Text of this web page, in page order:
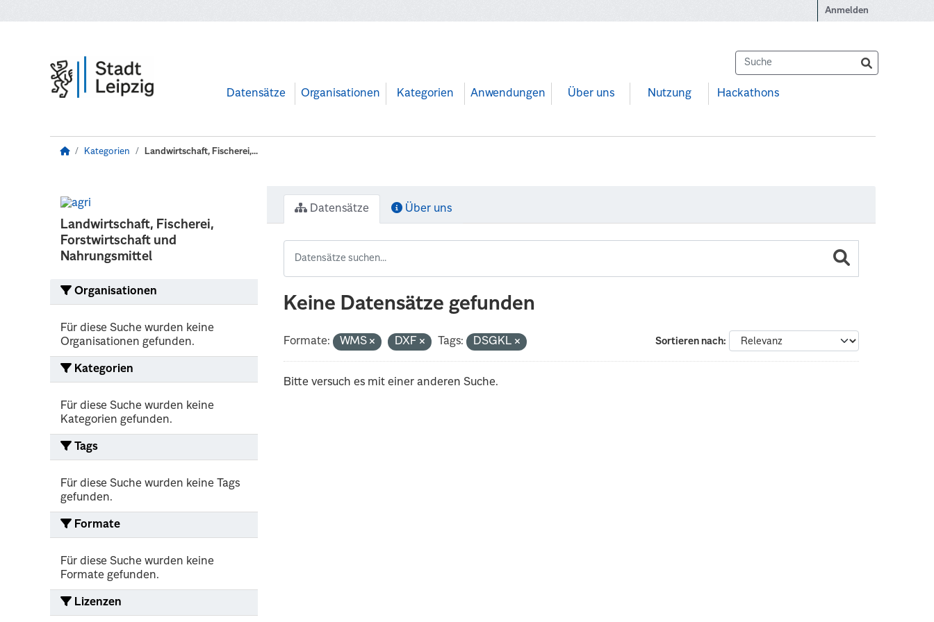
Anmelden
Datensätze Organisationen Kategorien Anwendungen Über uns Nutzung Hackathons
Kategorien Landwirtschaft, Fischerei,...
Landwirtschaft, Fischerei,
Forstwirtschaft und
Nahrungsmittel
Organisationen
Für diese Suche wurden keine
Organisationen gefunden.
Kategorien
Für diese Suche wurden keine
Kategorien gefunden.
Tags
Für diese Suche wurden keine Tags
gefunden.
Formate
Für diese Suche wurden keine
Formate gefunden.
Lizenzen
Datensätze Über uns
Keine Datensätze gefunden
Sortieren nach
Formate: WMS DXF Tags: DSGKL
Bitte versuch es mit einer anderen Suche.